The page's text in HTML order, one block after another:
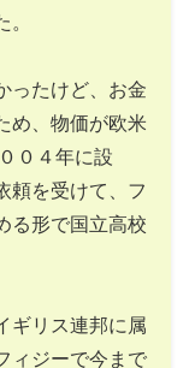
ったけど、お金
め、物価が欧米
０４年に設
頼を受けて、フ
る形で国立高校
ギリス連邦に属
ィジーで今まで